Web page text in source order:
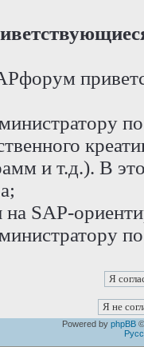
и т.д.). В
SAP-
Powered by phpBB